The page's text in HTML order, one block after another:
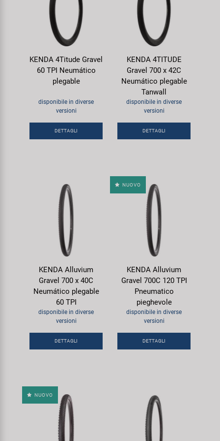
KENDA 4Titude Gravel
60 TPI Neumático
plegable
disponibile in diverse
versioni
DETTAGLI
KENDA 4TITUDE
Gravel 700 x 42C
Neumático plegable
Tanwall
disponibile in diverse
versioni
DETTAGLI
KENDA Alluvium
Gravel 700 x 40C
Neumático plegable
60 TPI
disponibile in diverse
versioni
DETTAGLI
NUOVO
KENDA Alluvium
Gravel 700C 120 TPI
Pneumatico
pieghevole
disponibile in diverse
versioni
DETTAGLI
NUOVO